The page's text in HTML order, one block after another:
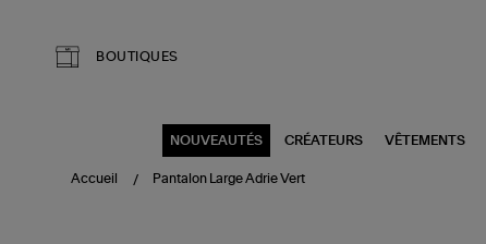
BOUTIQUES
NOUVEAUTÉS CRÉATEURS VÊTEMENTS
Accueil Pantalon Large Adrie Vert